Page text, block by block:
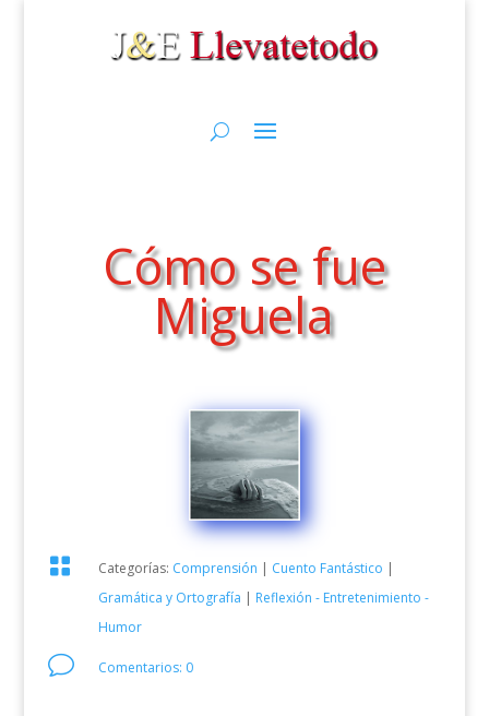
Cómo se fue
Miguela
 Categorías: Comprensión | Cuento Fantástico |
Gramática y Ortografía | Reflexión - Entretenimiento -
Humor
v Comentarios: 0